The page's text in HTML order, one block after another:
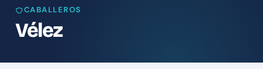
CABALLEROS
Vélez